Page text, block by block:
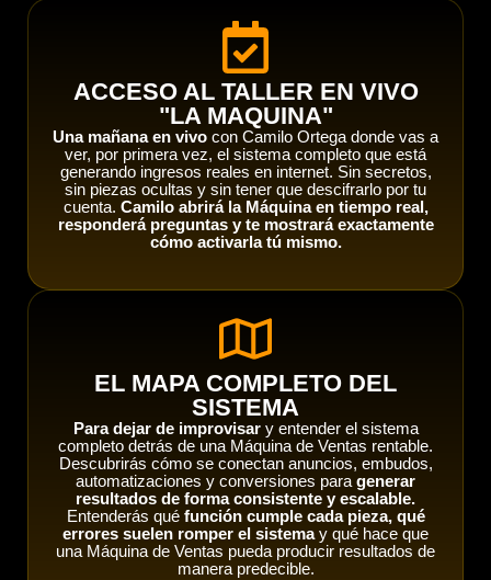
ACCESO AL TALLER EN VIVO
"LA MAQUINA"
Una mañana en vivo con Camilo Ortega donde vas a
ver, por primera vez, el sistema completo que está
generando ingresos reales en internet. Sin secretos,
sin piezas ocultas y sin tener que descifrarlo por tu
cuenta. Camilo abrirá la Máquina en tiempo real,
responderá preguntas y te mostrará exactamente
cómo activarla tú mismo.
EL MAPA COMPLETO DEL
SISTEMA
Para dejar de improvisary entender el sistema
completo detrás de una Máquina de Ventas rentable.
Descubrirás cómo se conectan anuncios, embudos,
automatizaciones y conversiones para generar
resultados de forma consistente y escalable.
Entenderás qué función cumple cada pieza, qué
errores suelen romper el sistemay qué hace que
una Máquina de Ventas pueda producir resultados de
manera predecible.